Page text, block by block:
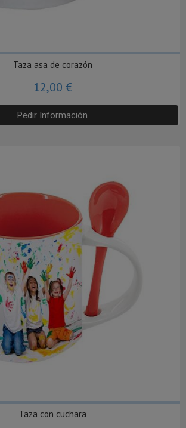
Taza asa de corazón
12,00 €
Pedir Información
Taza con cuchara